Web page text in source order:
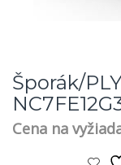
Šporák/
Cena na